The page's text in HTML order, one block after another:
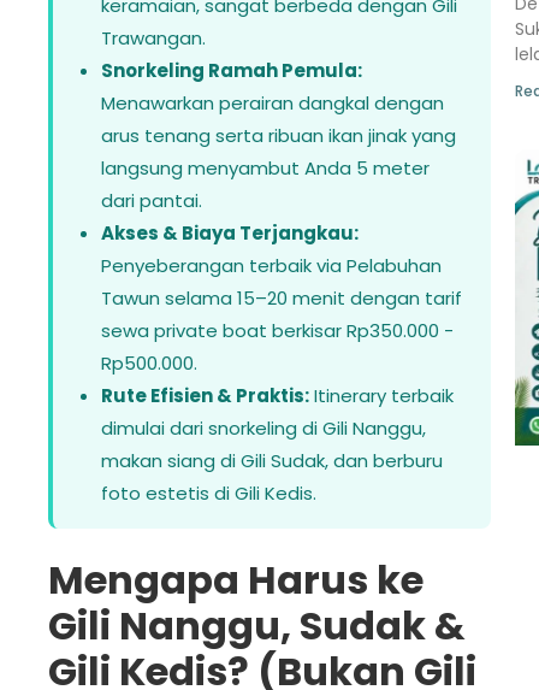
Trawangan.
Snorkeling Ramah Pemula:
Menawarkan perairan dangkal dengan
arus tenang serta ribuan ikan jinak yang
langsung menyambut Anda 5 meter
dari pantai.
Akses & Biaya Terjangkau:
Penyeberangan terbaik via Pelabuhan
Tawun selama 15–20 menit dengan tarif
sewa private boat berkisar Rp350.000 -
Rp500.000.
Rute Efisien & Praktis:Itinerary terbaik
dimulai dari snorkeling di Gili Nanggu,
makan siang di Gili Sudak, dan berburu
foto estetis di Gili Kedis.
Mengapa Harus ke
Gili Nanggu, Sudak &
Gili Kedis? (Bukan Gili